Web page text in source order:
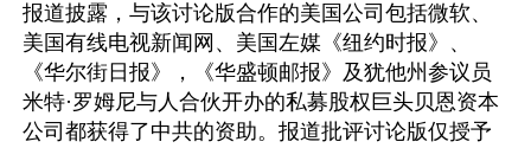
报道披露，与该讨论版合作的美国公司包括微软、
美国有线电视新闻网、美国左媒《纽约时报》、
《华尔街日报》，《华盛顿邮报》及犹他州参议员
米特·罗姆尼与人合伙开办的私募股权巨头贝恩资本
公司都获得了中共的资助。报道批评讨论版仅授予